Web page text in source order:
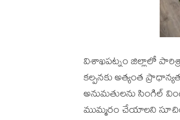
విశాఖపట్నం జిల్లాలో
కల్పనకు అత్యంత
అనుమతులను సింగిల్
ముమ్మరం చేయాలని